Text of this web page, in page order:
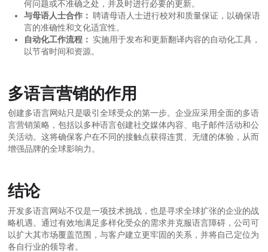
何问题或不准确之处，并及时进行必要的更新。
与母语人士合作： 聘请母语人士进行校对和质量保证，以确保语
言的准确性和文化适宜性。
自动化工作流程： 实施用于发布和更新翻译内容的自动化工具，
以节省时间和资源。
多语言营销的作用
创建多语言网站只是吸引全球受众的第一步。企业应采用全面的多语
言营销策略，包括以多种语言创建社交媒体内容、电子邮件活动和公
关活动。这将确保客户在不同的接触点获得连贯、无缝的体验，从而
增强品牌的全球影响力。
结论
开发多语言网站不仅是一项技术挑战，也是寻求全球扩张的企业的战
略机遇。通过有效地满足多样化受众的需求并克服语言障碍，公司可
以扩大其市场覆盖范围，与客户建立更牢固的关系，并将自己定位为
各自行业的领导者。